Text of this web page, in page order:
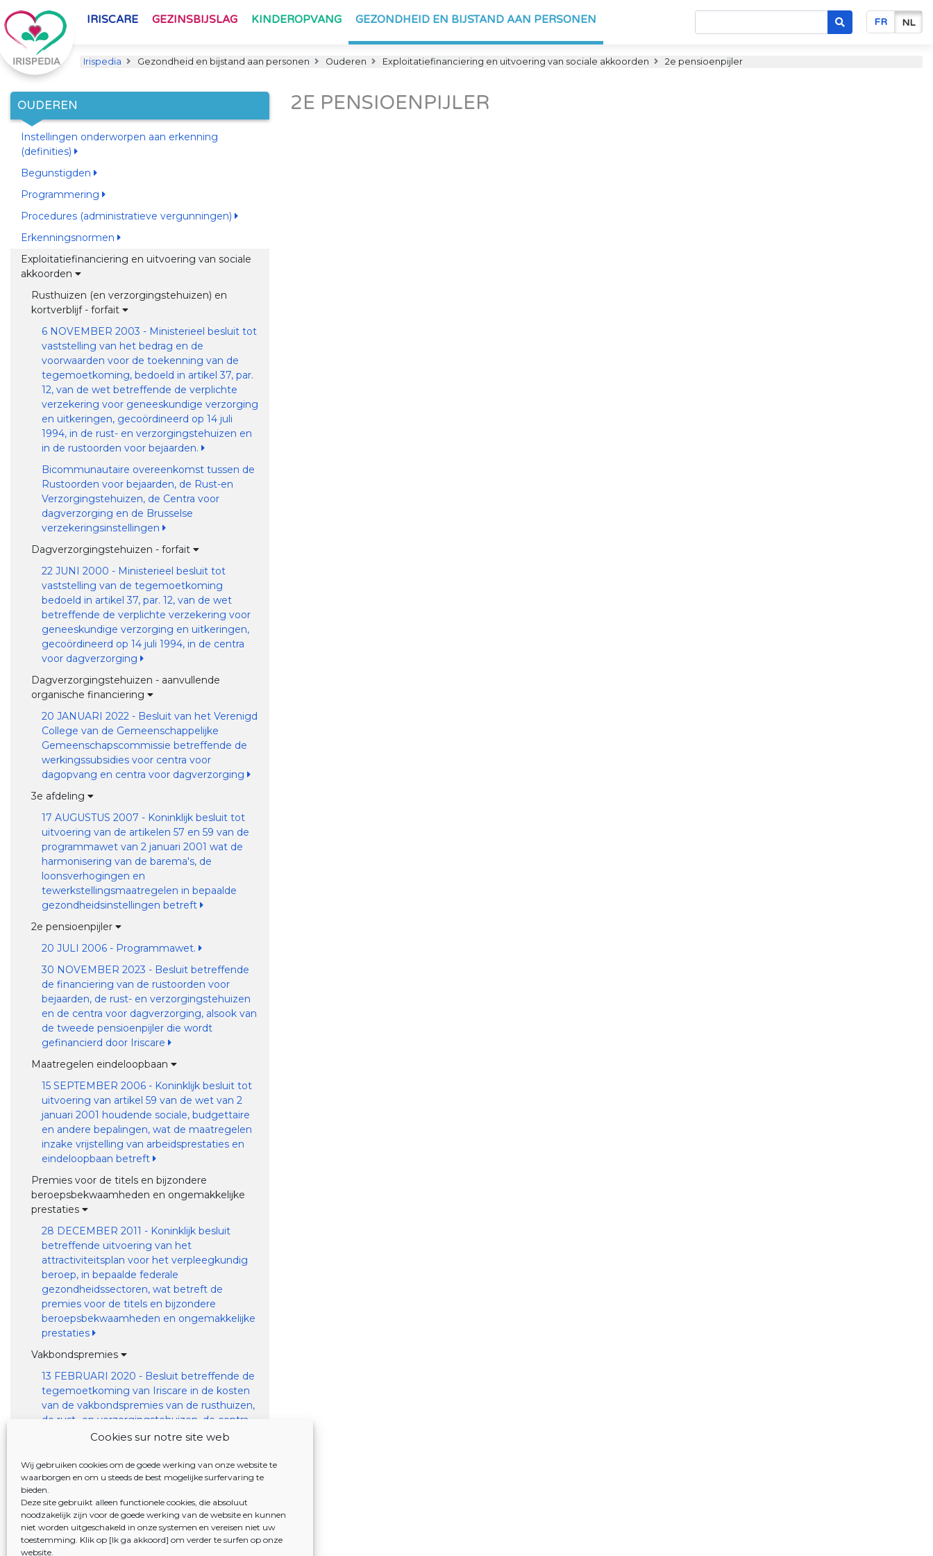
Cookies sur notre site web
Wij gebruiken cookies om de goede werking van onze website te
waarborgen en om u steeds de best mogelijke surfervaring te
bieden.
Deze site gebruikt alleen functionele cookies, die absoluut
noodzakelijk zijn voor de goede werking van de website en kunnen
niet worden uitgeschakeld in onze systemen en vereisen niet uw
toestemming. Klik op [Ik ga akkoord] om verder te surfen op onze
website.
IRISCARE GEZINSBIJSLAG KINDEROPVANG GEZONDHEID EN BIJSTAND AAN PERSONEN FR NL
Irispedia Gezondheid en bijstand aan personen Ouderen Exploitatiefinanciering en uitvoering van sociale akkoorden 2e pensioenpijler
OUDEREN
Instellingen onderworpen aan erkenning
(definities)
Begunstigden
Programmering
Procedures (administratieve vergunningen)
Erkenningsnormen
Exploitatiefinanciering en uitvoering van sociale
akkoorden
Rusthuizen (en verzorgingstehuizen) en
kortverblijf - forfait
6 NOVEMBER 2003 - Ministerieel besluit tot
vaststelling van het bedrag en de
voorwaarden voor de toekenning van de
tegemoetkoming, bedoeld in artikel 37, par.
12, van de wet betreffende de verplichte
verzekering voor geneeskundige verzorging
en uitkeringen, gecoördineerd op 14 juli
1994, in de rust- en verzorgingstehuizen en
in de rustoorden voor bejaarden.
Bicommunautaire overeenkomst tussen de
Rustoorden voor bejaarden, de Rust-en
Verzorgingstehuizen, de Centra voor
dagverzorging en de Brusselse
verzekeringsinstellingen
Dagverzorgingstehuizen - forfait
22 JUNI 2000 - Ministerieel besluit tot
vaststelling van de tegemoetkoming
bedoeld in artikel 37, par. 12, van de wet
betreffende de verplichte verzekering voor
geneeskundige verzorging en uitkeringen,
gecoördineerd op 14 juli 1994, in de centra
voor dagverzorging
Dagverzorgingstehuizen - aanvullende
organische financiering
20 JANUARI 2022 - Besluit van het Verenigd
College van de Gemeenschappelijke
Gemeenschapscommissie betreffende de
werkingssubsidies voor centra voor
dagopvang en centra voor dagverzorging
3e afdeling
17 AUGUSTUS 2007 - Koninklijk besluit tot
uitvoering van de artikelen 57 en 59 van de
programmawet van 2 januari 2001 wat de
harmonisering van de barema's, de
loonsverhogingen en
tewerkstellingsmaatregelen in bepaalde
gezondheidsinstellingen betreft
2e pensioenpijler
20 JULI 2006 - Programmawet.
30 NOVEMBER 2023 - Besluit betreffende
de financiering van de rustoorden voor
bejaarden, de rust- en verzorgingstehuizen
en de centra voor dagverzorging, alsook van
de tweede pensioenpijler die wordt
gefinancierd door Iriscare
Maatregelen eindeloopbaan
15 SEPTEMBER 2006 - Koninklijk besluit tot
uitvoering van artikel 59 van de wet van 2
januari 2001 houdende sociale, budgettaire
en andere bepalingen, wat de maatregelen
inzake vrijstelling van arbeidsprestaties en
eindeloopbaan betreft
Premies voor de titels en bijzondere
beroepsbekwaamheden en ongemakkelijke
prestaties
28 DECEMBER 2011 - Koninklijk besluit
betreffende uitvoering van het
attractiviteitsplan voor het verpleegkundig
beroep, in bepaalde federale
gezondheidssectoren, wat betreft de
premies voor de titels en bijzondere
beroepsbekwaamheden en ongemakkelijke
prestaties
Vakbondspremies
13 FEBRUARI 2020 - Besluit betreffende de
tegemoetkoming van Iriscare in de kosten
van de vakbondspremies van de rusthuizen,
de rust- en verzorgingstehuizen, de centra
voor dagverzorging en de centra voor
Dagcentra- organische financiering
20 JANUARI 2022 - Besluit betreffende de
werkingssubsidies voor centra voor
dagopvang en centra voor dagverzorging
Financiering van de infrastructuur
2E PENSIOENPIJLER